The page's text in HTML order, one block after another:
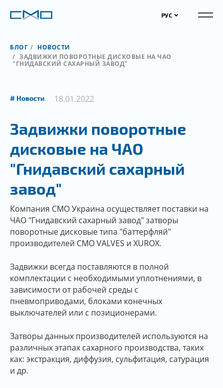
РУС
БЛОГ
НОВОСТИ
ЗАДВИЖКИ ПОВОРОТНЫЕ ДИСКОВЫЕ НА ЧАО
"ГНИДАВСКИЙ САХАРНЫЙ ЗАВОД"
Новости 18.01.2022
Задвижки поворотные
дисковые на ЧАО
"Гнидавский сахарный
завод"
Компания СМО Украина осуществляет поставки на
ЧАО "Гнидавский сахарный завод" затворы
поворотные дисковые типа "баттерфляй"
производителей CMO VALVES и XUROX.
Задвижки всегда поставляются в полной
комплектации с необходимыми уплотнениями, в
зависимости от рабочей среды с
пневмоприводами, блоками конечных
выключателей или с позиционерами.
Затворы данных производителей используются на
различных этапах сахарного производства, таких
как: экстракция, диффузия, сульфитация, сатурация
и др.